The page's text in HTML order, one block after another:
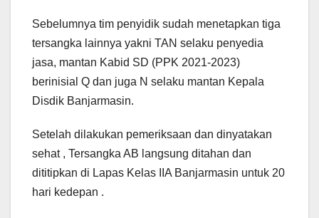
Sebelumnya tim penyidik sudah menetapkan tiga
tersangka lainnya yakni TAN selaku penyedia
jasa, mantan Kabid SD (PPK 2021-2023)
berinisial Q dan juga N selaku mantan Kepala
Disdik Banjarmasin.
Setelah dilakukan pemeriksaan dan dinyatakan
sehat , Tersangka AB langsung ditahan dan
dititipkan di Lapas Kelas IIA Banjarmasin untuk 20
hari kedepan .